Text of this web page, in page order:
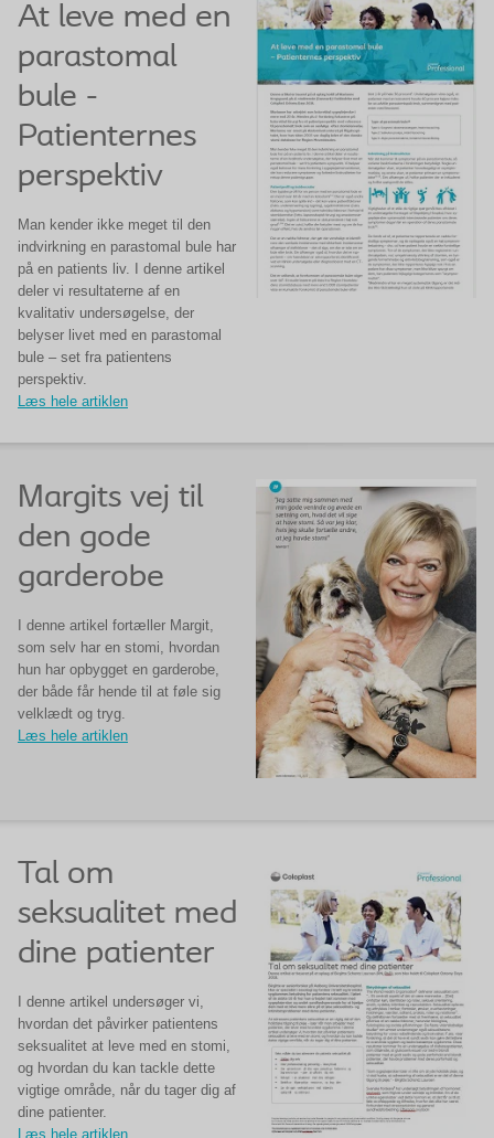
At leve med en
parastomal
bule -
Patienternes
perspektiv
Man kender ikke meget til den
indvirkning en parastomal bule har
på en patients liv. I denne artikel
deler vi resultaterne af en
kvalitativ undersøgelse, der
belyser livet med en parastomal
bule – set fra patientens
perspektiv.
Læs hele artiklen
Margits vej til
den gode
garderobe
I denne artikel fortæller Margit,
som selv har en stomi, hvordan
hun har opbygget en garderobe,
der både får hende til at føle sig
velklædt og tryg.
Læs hele artiklen
Tal om
seksualitet med
dine patienter
I denne artikel undersøger vi,
hvordan det påvirker patientens
seksualitet at leve med en stomi,
og hvordan du kan tackle dette
vigtige område, når du tager dig af
dine patienter.
Læs hele artiklen